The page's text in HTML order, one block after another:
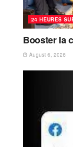
24 HEURES
Booster la
August 6, 2026